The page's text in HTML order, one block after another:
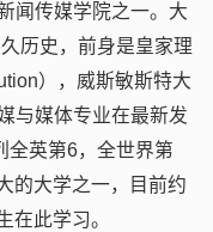
闻传媒学院之一。大
历史，前身是皇家理
），威斯敏斯特大
与媒体专业在最新发
全英第6，全世界第
的大学之一，目前约
在此学习。